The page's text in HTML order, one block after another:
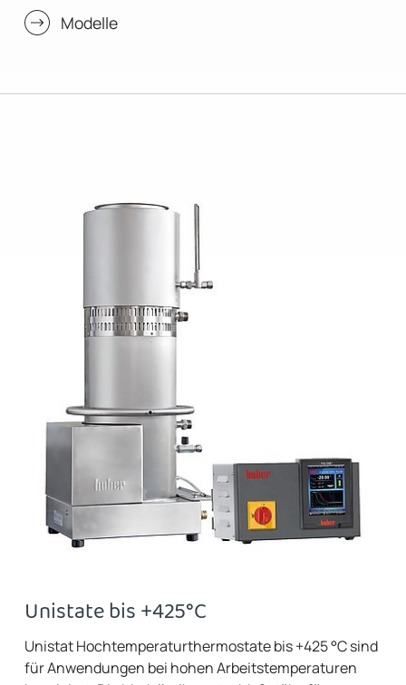
Modelle
Unistate bis +425°C
Unistat Hochtemperaturthermostate bis +425 °C sind
für Anwendungen bei hohen Arbeitstemperaturen